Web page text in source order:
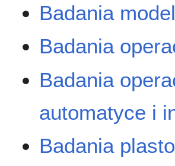
Badania
Badania
Badania
automatyce i
Badania